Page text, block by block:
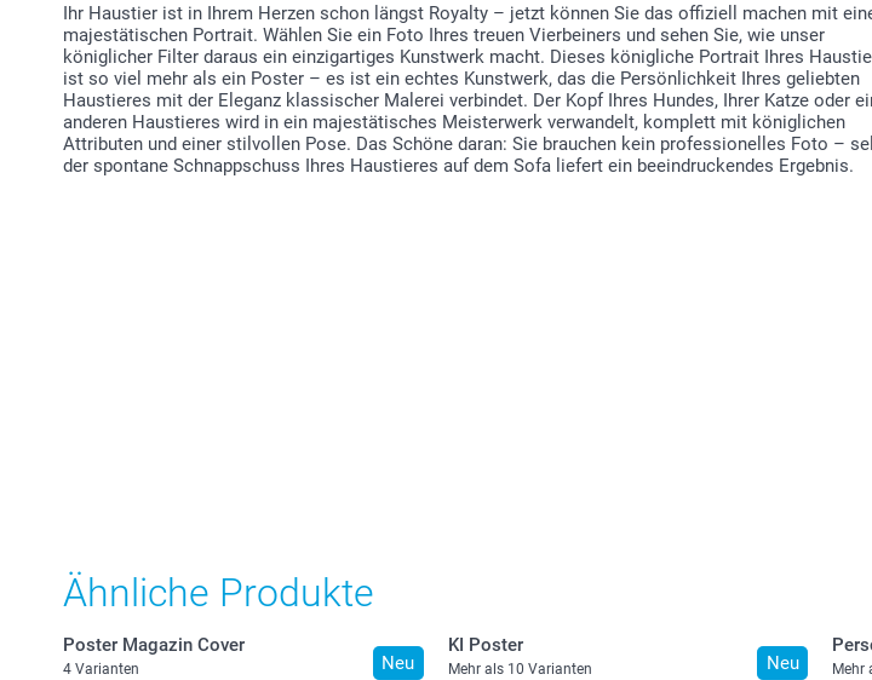
Ihr Haustier ist in Ihrem Herzen schon längst Royalty – jetzt können Sie das offiziell machen mit
majestätischen Portrait. Wählen Sie ein Foto Ihres treuen Vierbeiners und sehen Sie, wie unser
königlicher Filter daraus ein einzigartiges Kunstwerk macht. Dieses königliche Portrait Ihres
ist so viel mehr als ein Poster – es ist ein echtes Kunstwerk, das die Persönlichkeit Ihres geliebten
Haustieres mit der Eleganz klassischer Malerei verbindet. Der Kopf Ihres Hundes, Ihrer Katze oder
anderen Haustieres wird in ein majestätisches Meisterwerk verwandelt, komplett mit königlichen
Attributen und einer stilvollen Pose. Das Schöne daran: Sie brauchen kein professionelles Foto –
der spontane Schnappschuss Ihres Haustieres auf dem Sofa liefert ein beeindruckendes Ergebnis.
Ähnliche Produkte
Neu
Poster Magazin Cover
4 Varianten Neu
KI Poster
Mehr als 10 Varianten Mehr